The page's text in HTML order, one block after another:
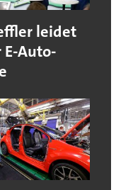
leidet
Auto-